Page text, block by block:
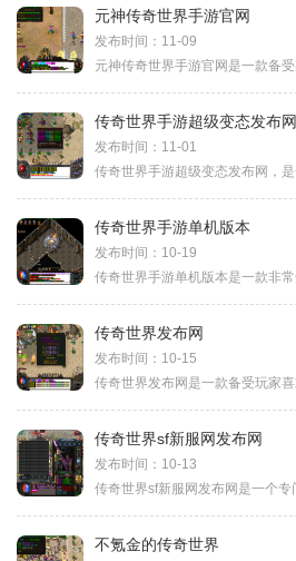
元神传奇世界手游官网
发布时间：11-09
传奇世界手游超级变态发布网
发布时间：11-01
传奇世界手游单机版本
发布时间：10-19
传奇世界发布网
发布时间：10-15
传奇世界sf新服网发布网
发布时间：10-13
不氪金的传奇世界